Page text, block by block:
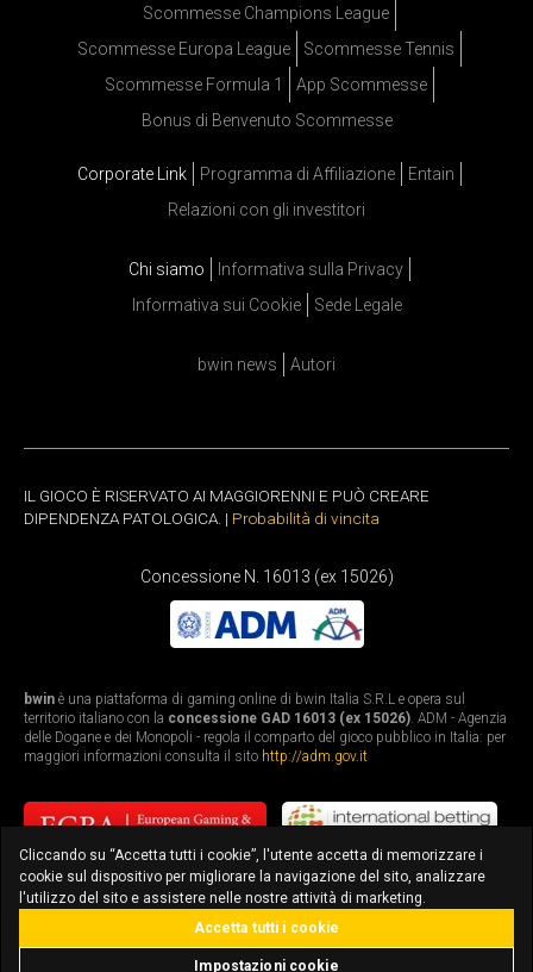
Scommesse Champions League
Scommesse Europa League
Scommesse Tennis
Scommesse Formula 1
App Scommesse
Bonus di Benvenuto Scommesse
Corporate Link Programma di Affiliazione
Entain
Relazioni con gli investitori
Chi siamo
Informativa sulla Privacy
Informativa sui Cookie
Sede Legale
bwin news Autori
IL GIOCO È RISERVATO AI MAGGIORENNI E PUÒ CREARE
DIPENDENZA PATOLOGICA. | Probabilità di vincita
Concessione N. 16013 (ex 15026)
bwin è una piattaforma di gaming online di bwin Italia S.R.L e opera sul
territorio italiano con la concessione GAD 16013 (ex 15026). ADM - Agenzia
delle Dogane e dei Monopoli - regola il comparto del gioco pubblico in Italia: per
maggiori informazioni consulta il sito http://adm.gov.it
bonus fino a 3.010€ scarica l'app
Cliccando su “Accetta tutti i cookie”, l'utente accetta di memorizzare i
cookie sul dispositivo per migliorare la navigazione del sito, analizzare
l'utilizzo del sito e assistere nelle nostre attività di marketing.
Impostazioni cookie
Accetta tutti i cookie